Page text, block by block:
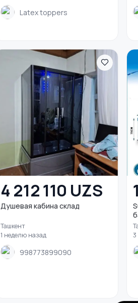
Latex toppers
4 212 110 UZS
Душевая кабина склад
Ташкент
1 неделю назад
998773899090
3